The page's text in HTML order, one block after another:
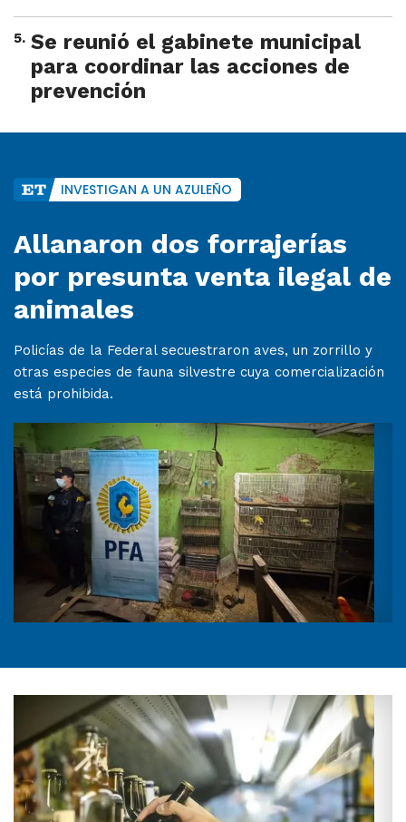
5. Se reunió el gabinete municipal
para coordinar las acciones de
prevención
INVESTIGAN A UN AZULEÑO
Allanaron dos forrajerías
por presunta venta ilegal de
animales
Policías de la Federal secuestraron aves, un zorrillo y
otras especies de fauna silvestre cuya comercialización
está prohibida.